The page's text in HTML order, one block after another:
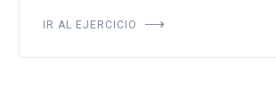
IR AL EJERCICIO